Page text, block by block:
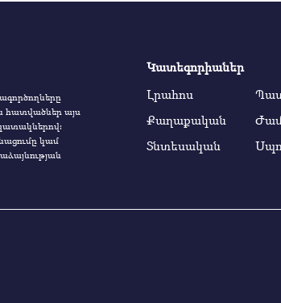
հատվածներ այս
կամ
Կատեգորիաներ
Լրահոս
Քաղաքական
Տնտեսական